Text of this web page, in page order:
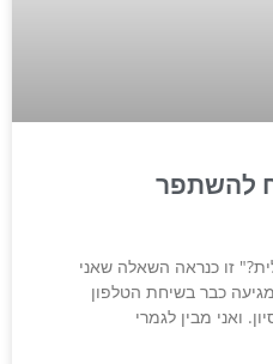
להשתפר
זו כנראה השאלה שאני
כבר בשיחת הטלפון
ואני מבין לגמרי